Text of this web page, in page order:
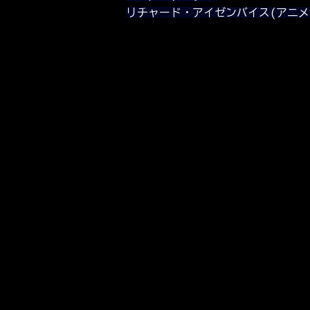
リチャード・アイゼンバイス(アニ